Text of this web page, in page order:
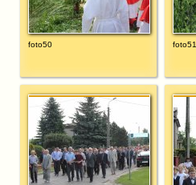
foto50 foto51